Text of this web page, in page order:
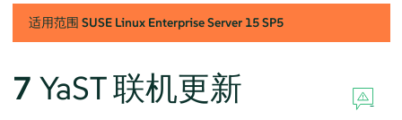
适用范围 SUSE Linux Enterprise Server 15 SP5
7 YaST 联机更新